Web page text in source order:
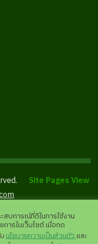
Site Pages View
สบการณ์ที่ดีในการใช้งาน
ารในเว็บไซต์ เมื่อกด
นโยบายความเป็นส่วนตัวและ